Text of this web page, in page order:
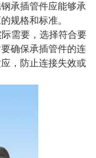
承插管件应能够承
规格和标准。
需要，选择符合要
确保承插管件的连
，防止连接失效或